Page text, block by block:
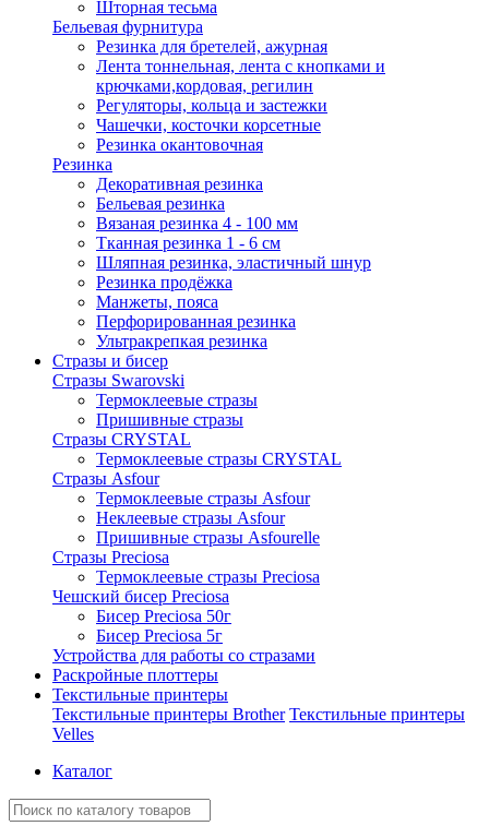
Шторная тесьма
Бельевая фурнитура
Резинка для бретелей, ажурная
Лента тоннельная, лента с кнопками и
крючками,кордовая, регилин
Регуляторы, кольца и застежки
Чашечки, косточки корсетные
Резинка окантовочная
Резинка
Декоративная резинка
Бельевая резинка
Вязаная резинка 4 - 100 мм
Тканная резинка 1 - 6 см
Шляпная резинка, эластичный шнур
Резинка продёжка
Манжеты, пояса
Перфорированная резинка
Ультракрепкая резинка
Стразы и бисер
Стразы Swarovski
Термоклеевые стразы
Пришивные стразы
Стразы CRYSTAL
Термоклеевые стразы CRYSTAL
Стразы Asfour
Термоклеевые стразы Asfour
Неклеевые стразы Asfour
Пришивные стразы Asfourelle
Стразы Preciosa
Термоклеевые стразы Preciosa
Чешский бисер Preciosa
Бисер Preciosa 50г
Бисер Preciosa 5г
Устройства для работы со стразами
Раскройные плоттеры
Текстильные принтеры
Текстильные принтеры Brother Текстильные принтеры
Velles
Каталог